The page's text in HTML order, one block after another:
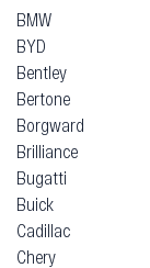
BMW
BYD
Bentley
Bertone
Borgward
Brilliance
Bugatti
Buick
Cadillac
Chery